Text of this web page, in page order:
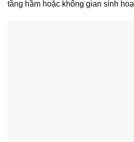
tầng hầm hoặc không gian sinh